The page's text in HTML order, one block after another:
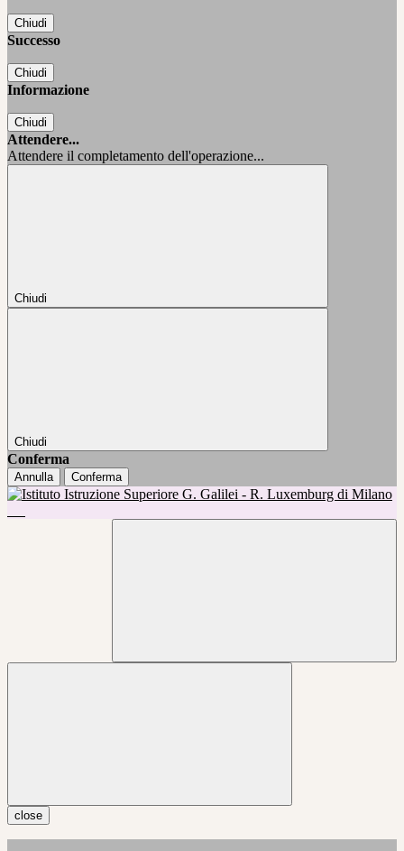
Chiudi
Successo
Chiudi
Informazione
Chiudi
Attendere...
Attendere il completamento dell'operazione...
Chiudi
Chiudi
Conferma
Annulla Conferma
close